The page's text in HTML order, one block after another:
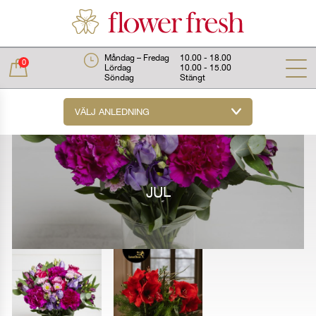
0 Måndag – Fredag
10.00 - 18.00
Lördag
10.00 - 15.00
Söndag
Stängt
VÄLJ ANLEDNING
0 kr
JUL